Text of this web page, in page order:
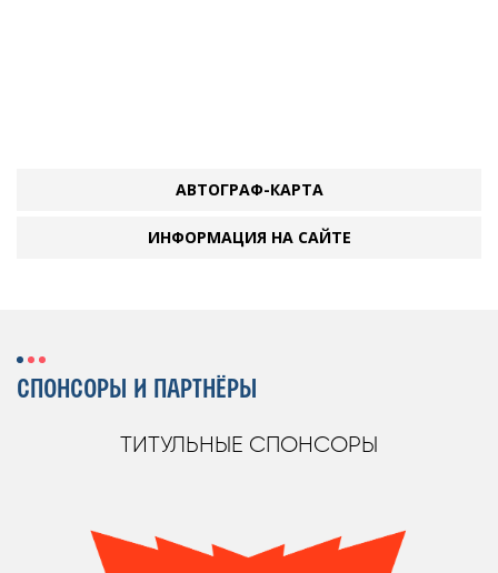
АВТОГРАФ-КАРТА
ИНФОРМАЦИЯ НА САЙТЕ
СПОНСОРЫ И ПАРТНЁРЫ
ТИТУЛЬНЫЕ СПОНСОРЫ